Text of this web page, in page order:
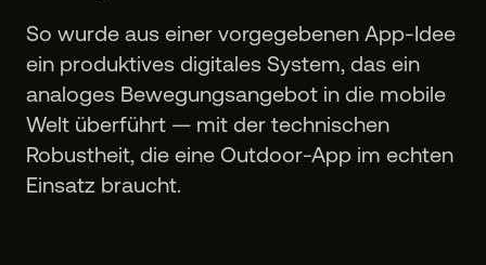
So wurde aus einer vorgegebenen App-Idee
ein produktives digitales System, das ein
analoges Bewegungsangebot in die mobile
Welt überführt — mit der technischen
Robustheit, die eine Outdoor-App im echten
Einsatz braucht.